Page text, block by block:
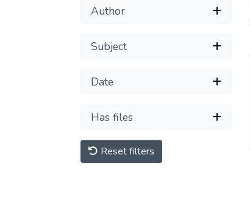
Author
Subject
Date
Has files
Reset filters